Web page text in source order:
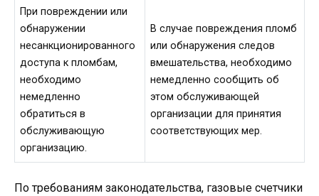
При повреждении или
обнаружении
несанкционированного
доступа к пломбам,
необходимо
немедленно
обратиться в
обслуживающую
организацию.
В случае повреждения пломб
или обнаружения следов
вмешательства, необходимо
немедленно сообщить об
этом обслуживающей
организации для принятия
соответствующих мер.
По требованиям законодательства, газовые счетчики